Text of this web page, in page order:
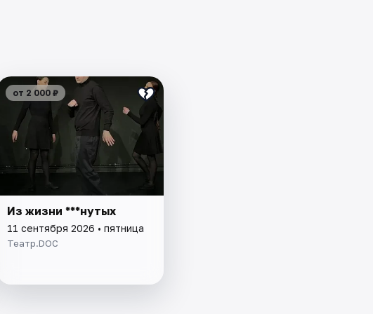
от 2 000 ₽
Из жизни ***нутых
11 сентября 2026 • пятница
Театр.DOC